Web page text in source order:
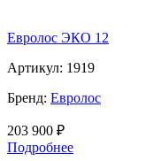
Евролос ЭКО 12
Артикул: 1919
Бренд: Евролос
203 900 ₽
Подробнее